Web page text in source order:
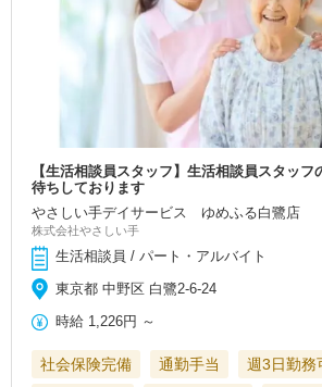
【生活相談員スタッフ】生活相談員スタッ
待ちしております
やさしい手デイサービス ゆめふる白鷺店
株式会社やさしい手
生活相談員 / パート・アルバイト
東京都 中野区 白鷺2-6-24
時給 1,226円 ～
社会保険完備 通勤手当
週3日勤務